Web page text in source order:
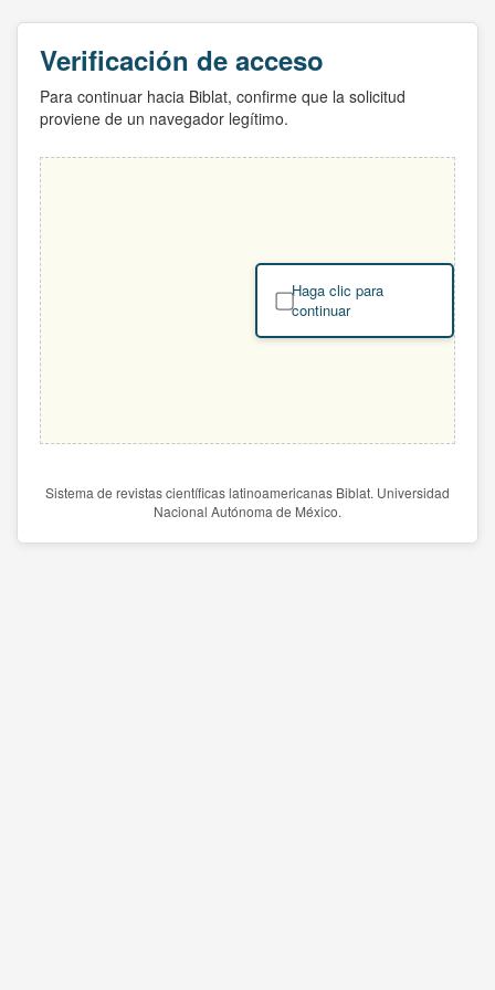
Verificación de acceso
Para continuar hacia Biblat, confirme que la solicitud
proviene de un navegador legítimo.
Haga clic para
continuar
Sistema de revistas científicas latinoamericanas Biblat. Universidad
Nacional Autónoma de México.